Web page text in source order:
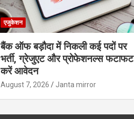
एजुकेशन
बैंक ऑफ बड़ौदा में निकली कई पदों पर
भर्ती, ग्रेजुएट और प्रोफेशनल्स फटाफट
करें आवेदन
August 7, 2026 Janta mirror